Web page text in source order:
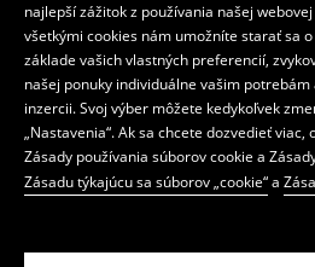
najlepší zážitok z používania našej
všetkými cookies nám umožníte starať sa
základe vašich vlastných preferencií,
našej ponuky individuálne vašim
inzercii. Svoj výber môžete kedykoľvek
„Nastavenia“. Ak sa chcete dozvedieť
Zásady používania súborov cookie a
Zásadu týkajúcu sa súborov „cookie“a